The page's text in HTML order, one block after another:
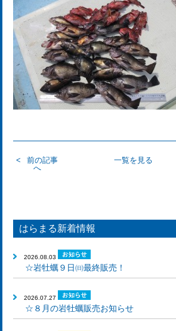
前の記事
へ
一覧を見る
はらまる新着情報
2026.08.03
☆岩牡蠣９日㈰最終販売！
2026.07.27
☆８月の岩牡蠣販売お知らせ